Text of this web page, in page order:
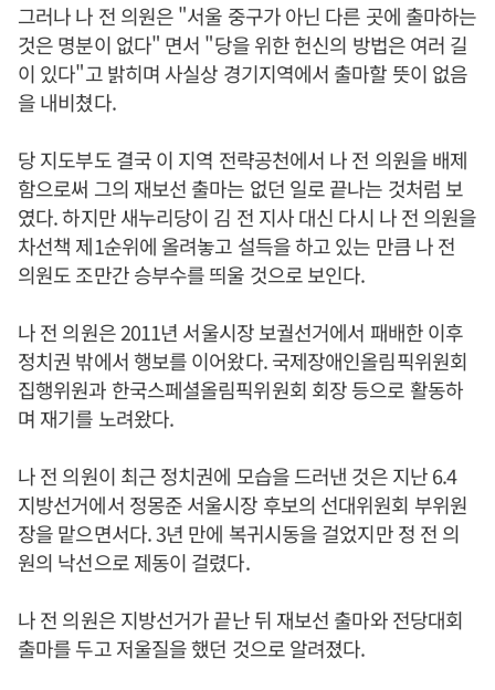
그러나 나 전 의원은 "서울 중구가 아닌 다른 곳에 출마하는
것은 명분이 없다" 면서 "당을 위한 헌신의 방법은 여러 길
이 있다"고 밝히며 사실상 경기지역에서 출마할 뜻이 없음
을 내비쳤다.
당 지도부도 결국 이 지역 전략공천에서 나 전 의원을 배제
함으로써 그의 재보선 출마는 없던 일로 끝나는 것처럼 보
였다. 하지만 새누리당이 김 전 지사 대신 다시 나 전 의원을
차선책 제1순위에 올려놓고 설득을 하고 있는 만큼 나 전
의원도 조만간 승부수를 띄울 것으로 보인다.
나 전 의원은 2011년 서울시장 보궐선거에서 패배한 이후
정치권 밖에서 행보를 이어왔다. 국제장애인올림픽위원회
집행위원과 한국스페셜올림픽위원회 회장 등으로 활동하
며 재기를 노려왔다.
나 전 의원이 최근 정치권에 모습을 드러낸 것은 지난 6.4
지방선거에서 정몽준 서울시장 후보의 선대위원회 부위원
장을 맡으면서다. 3년 만에 복귀시동을 걸었지만 정 전 의
원의 낙선으로 제동이 걸렸다.
나 전 의원은 지방선거가 끝난 뒤 재보선 출마와 전당대회
출마를 두고 저울질을 했던 것으로 알려졌다.